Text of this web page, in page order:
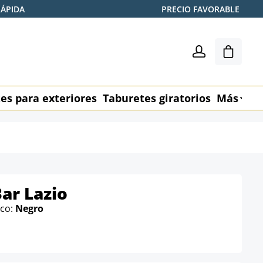
PRECIO FAVORABLE
El
para exteriores Taburetes giratorios Más
Lazio
Negro